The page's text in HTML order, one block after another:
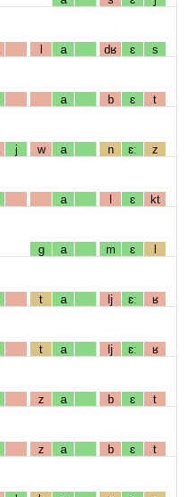
l a dʁ ɛ s
a b ɛ t
j w a n ɛː z
a l ɛ kt
g a m ɛ l
t a lj ɛː ʁ
t a lj ɛː ʁ
z a b ɛ t
z a b ɛ t